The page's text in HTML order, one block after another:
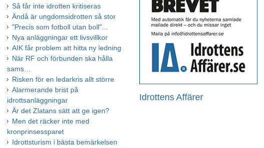
Idrottens Affärer
Så får inte idrotten kritiseras
Ändå är ungdomsidrotten så stor
"Precis som fotboll utan boll"...
Nya anläggningar ett livsvillkor
AIK får problem att hitta ny ledning
När RF och förbunden ska hålla
sams…
Risken för en ledarkris allt större
Alarmerande brist på
idrottsanläggningar
Är det Zlatans sätt att ge igen?
Men det räcker inte med
kronprinsessparet
Idrottsturism i bästa bemärkelsen